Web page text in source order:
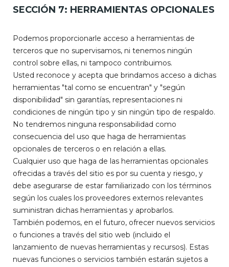
SECCIÓN 7: HERRAMIENTAS OPCIONALES
Podemos proporcionarle acceso a herramientas de
terceros que no supervisamos, ni tenemos ningún
control sobre ellas, ni tampoco contribuimos.
Usted reconoce y acepta que brindamos acceso a dichas
herramientas "tal como se encuentran" y "según
disponibilidad" sin garantías, representaciones ni
condiciones de ningún tipo y sin ningún tipo de respaldo.
No tendremos ninguna responsabilidad como
consecuencia del uso que haga de herramientas
opcionales de terceros o en relación a ellas.
Cualquier uso que haga de las herramientas opcionales
ofrecidas a través del sitio es por su cuenta y riesgo, y
debe asegurarse de estar familiarizado con los términos
según los cuales los proveedores externos relevantes
suministran dichas herramientas y aprobarlos.
También podemos, en el futuro, ofrecer nuevos servicios
o funciones a través del sitio web (incluido el
lanzamiento de nuevas herramientas y recursos). Estas
nuevas funciones o servicios también estarán sujetos a